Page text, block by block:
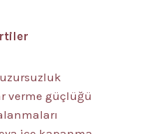
verme güçlüğü